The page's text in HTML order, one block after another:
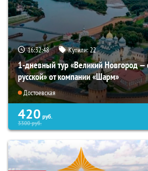
16:32:46 Купили:22
1-дневный тур «Великий Новгород —
русской» от компании «Шарм»
Достоевская
420 руб.
3300руб.